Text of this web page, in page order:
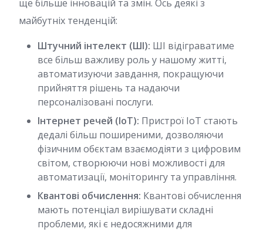
ще більше інновацій та змін. Ось деякі з
майбутніх тенденцій:
Штучний інтелект (ШІ): ШІ відіграватиме
все більш важливу роль у нашому житті,
автоматизуючи завдання, покращуючи
прийняття рішень та надаючи
персоналізовані послуги.
Інтернет речей (IoT): Пристрої IoT стають
дедалі більш поширеними, дозволяючи
фізичним обєктам взаємодіяти з цифровим
світом, створюючи нові можливості для
автоматизації, моніторингу та управління.
Квантові обчислення: Квантові обчислення
мають потенціал вирішувати складні
проблеми, які є недосяжними для